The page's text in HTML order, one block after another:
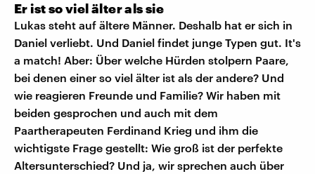
Er ist so viel älter als sie
Lukas steht auf ältere Männer. Deshalb hat er sich in
Daniel verliebt. Und Daniel findet junge Typen gut. It's
a match! Aber: Über welche Hürden stolpern Paare,
bei denen einer so viel älter ist als der andere? Und
wie reagieren Freunde und Familie? Wir haben mit
beiden gesprochen und auch mit dem
Paartherapeuten Ferdinand Krieg und ihm die
wichtigste Frage gestellt: Wie groß ist der perfekte
Altersunterschied? Und ja, wir sprechen auch über